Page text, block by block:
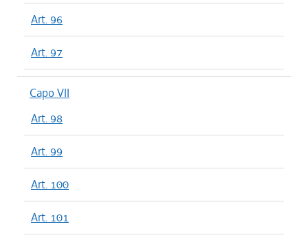
Art. 96
Art. 97
Capo VII
Art. 98
Art. 99
Art. 100
Art. 101